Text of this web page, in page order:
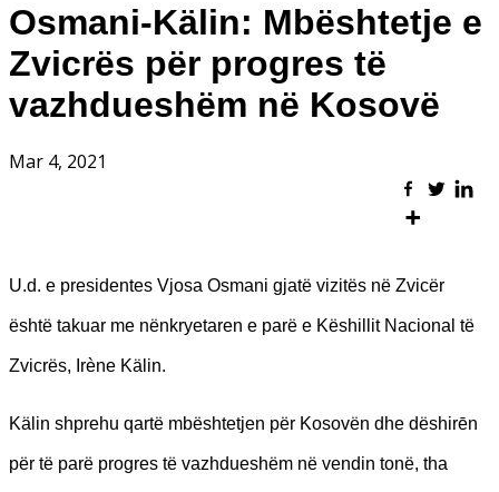
Osmani-Kälin: Mbështetje e
Zvicrës për progres të
vazhdueshëm në Kosovë
Mar 4, 2021
U.d. e presidentes Vjosa Osmani gjatë vizitës në Zvicër
është takuar me nënkryetaren e parë e Këshillit Nacional të
Zvicrës, Irène Kälin.
Kälin shprehu qartë mbështetjen për Kosovën dhe dëshirēn
për të parë progres të vazhdueshëm në vendin tonë, tha